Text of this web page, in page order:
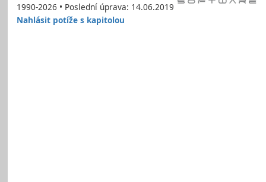
1990-2026 • Poslední úprava: 14.06.2019
Nahlásit potíže s kapitolou